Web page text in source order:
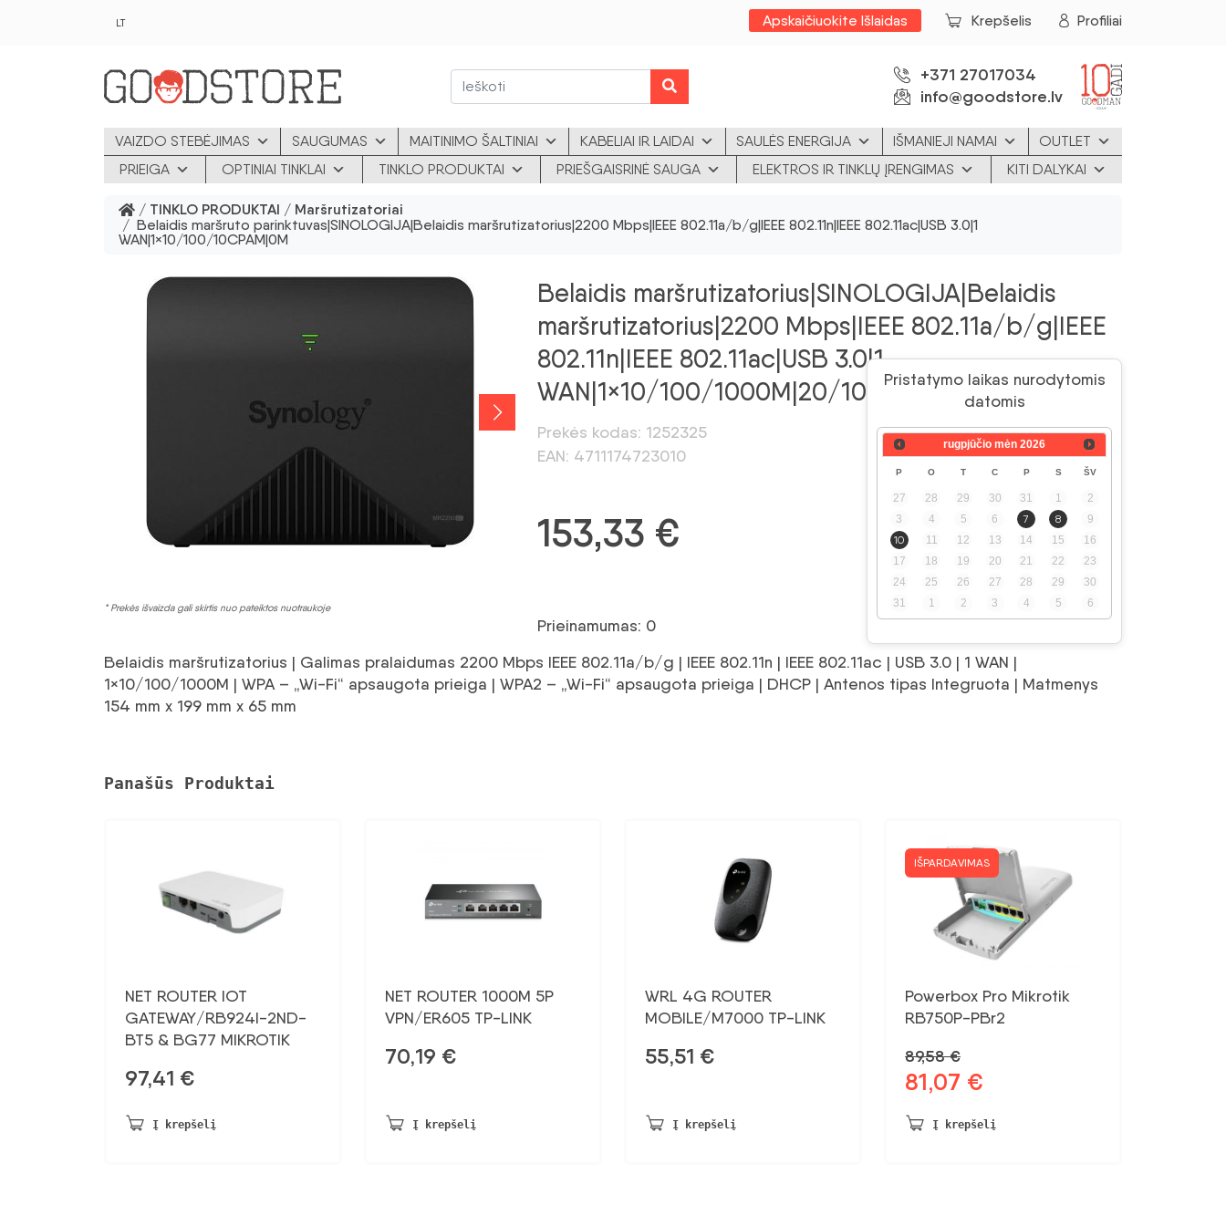
LT Apskaičiuokite Išlaidas Krepšelis Profiliai
+371 27017034
info@goodstore.lv
VAIZDO STEBĖJIMAS SAUGUMAS MAITINIMO ŠALTINIAI KABELIAI IR LAIDAI SAULĖS ENERGIJA IŠMANIEJI NAMAI
OUTLET
PRIEIGA
OPTINIAI TINKLAI TINKLO PRODUKTAI PRIEŠGAISRINĖ SAUGA ELEKTROS IR TINKLŲ ĮRENGIMAS KITI DALYKAI
/ TINKLO PRODUKTAI / Maršrutizatoriai
/ Belaidis maršruto parinktuvas|SINOLOGIJA|Belaidis maršrutizatorius|2200 Mbps|IEEE 802.11a/b/g|IEEE 802.11n|IEEE 802.11ac|USB 3.0|1
WAN|1×10/100/10CPAM|0M
* Prekės išvaizda gali skirtis nuo pateiktos nuotraukoje
Belaidis maršrutizatorius|SINOLOGIJA|Belaidis
maršrutizatorius|2200 Mbps|IEEE 802.11a/b/g|IEEE
802.11n|IEEE 802.11ac|USB 3.0|1
WAN|1×10/100/1000M|20/100/1000M|
Prekės kodas: 1252325
EAN: 4711174723010
Pristatymo laikas nurodytomis
datomis
rugpjūčio mėn 2026
P O T C P S ŠV
27 28 29 30 31 1
2
3
4 5 6 7 8
9
10
11 12 13 14 15
16
17
18 19 20 21 22
23
24
25 26 27 28 29
30
31
1 2 3 4 5 6
153,33 €
Prieinamumas: 0
Belaidis maršrutizatorius | Galimas pralaidumas 2200 Mbps IEEE 802.11a/b/g | IEEE 802.11n | IEEE 802.11ac | USB 3.0 | 1 WAN |
1×10/100/1000M | WPA – „Wi-Fi“ apsaugota prieiga | WPA2 – „Wi-Fi“ apsaugota prieiga | DHCP | Antenos tipas Integruota | Matmenys
154 mm x 199 mm x 65 mm
Panašūs Produktai
NET ROUTER IOT
GATEWAY/RB924I-2ND-
BT5 & BG77 MIKROTIK
97,41 €
Į krepšelį
NET ROUTER 1000M 5P
VPN/ER605 TP-LINK
70,19 €
Į krepšelį
WRL 4G ROUTER
MOBILE/M7000 TP-LINK
55,51 €
Į krepšelį
IŠPARDAVIMAS
Powerbox Pro Mikrotik
RB750P-PBr2
89,58€
Pradinė
buvo:
81,07 €
81,07 €.
Į krepšelį